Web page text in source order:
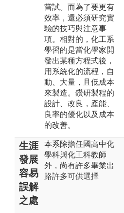
嘗試。而為了要更有
效率，還必須研究實
驗的技巧與注意事
項。相對的，化工系
學習的是當化學家開
發出某種方程式後，
用系統化的流程，自
動、大量，且低成本
來製造。鑽研製程的
設計、改良，產能、
良率的優化以及成本
的改善。
生涯
發展
容易
誤解
之處
本系除擔任國高中化
學科與化工科教師
外，尚有許多畢業出
路許多可供選擇